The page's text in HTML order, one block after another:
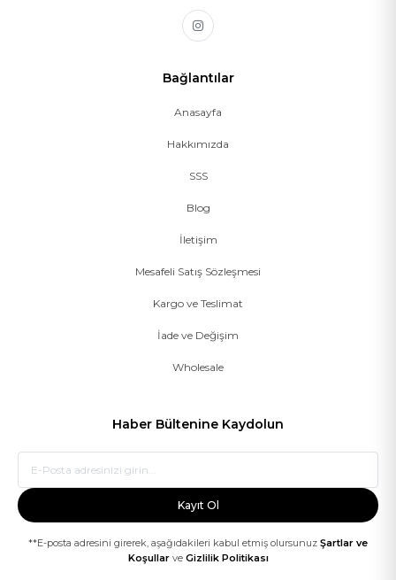
Bağlantılar
Anasayfa
Hakkımızda
SSS
Blog
İletişim
Mesafeli Satış Sözleşmesi
Kargo ve Teslimat
İade ve Değişim
Wholesale
Haber Bültenine Kaydolun
Kayıt Ol
**E-posta adresini girerek, aşağıdakileri kabul etmiş olursunuz Şartlar ve
Koşullarve Gizlilik Politikası